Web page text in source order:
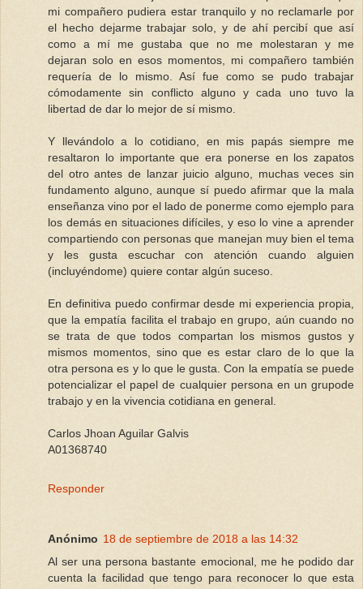
mi compañero pudiera estar tranquilo y no reclamarle por
el hecho dejarme trabajar solo, y de ahí percibí que así
como a mí me gustaba que no me molestaran y me
dejaran solo en esos momentos, mi compañero también
requería de lo mismo. Así fue como se pudo trabajar
cómodamente sin conflicto alguno y cada uno tuvo la
libertad de dar lo mejor de sí mismo.
Y llevándolo a lo cotidiano, en mis papás siempre me
resaltaron lo importante que era ponerse en los zapatos
del otro antes de lanzar juicio alguno, muchas veces sin
fundamento alguno, aunque sí puedo afirmar que la mala
enseñanza vino por el lado de ponerme como ejemplo para
los demás en situaciones difíciles, y eso lo vine a aprender
compartiendo con personas que manejan muy bien el tema
y les gusta escuchar con atención cuando alguien
(incluyéndome) quiere contar algún suceso.
En definitiva puedo confirmar desde mi experiencia propia,
que la empatía facilita el trabajo en grupo, aún cuando no
se trata de que todos compartan los mismos gustos y
mismos momentos, sino que es estar claro de lo que la
otra persona es y lo que le gusta. Con la empatía se puede
potencializar el papel de cualquier persona en un grupode
trabajo y en la vivencia cotidiana en general.
Carlos Jhoan Aguilar Galvis
A01368740
Responder
Anónimo 18 de septiembre de 2018 a las 14:32
Al ser una persona bastante emocional, me he podido dar
cuenta la facilidad que tengo para reconocer lo que esta